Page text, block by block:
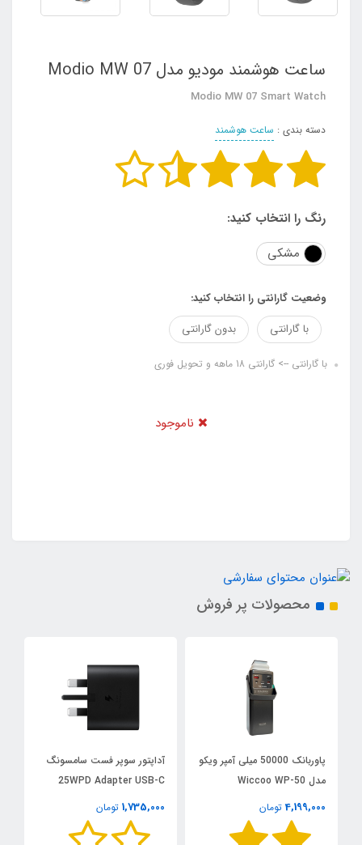
ساعت هوشمند مودیو مدل Modio MW 07
Modio MW 07 Smart Watch
دسته بندی : ساعت هوشمند
رنگ را انتخاب کنید:
مشکی
وضعیت گارانتی را انتخاب کنید:
با گارانتی
بدون گارانتی
با گارانتی --> گارانتی 18 ماهه و تحویل فوری
ناموجود
محصولات پر فروش
پاوربانک 50000 میلی آمپر ویکو
مدل Wiccoo WP-50
4,199,000 تومان
آداپتور سوپر فست سامسونگ
25WPD Adapter USB-C
1,735,000 تومان